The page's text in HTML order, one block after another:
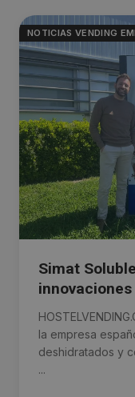
NOTICIAS VENDING
Simat
la empresa
deshidratados y
...